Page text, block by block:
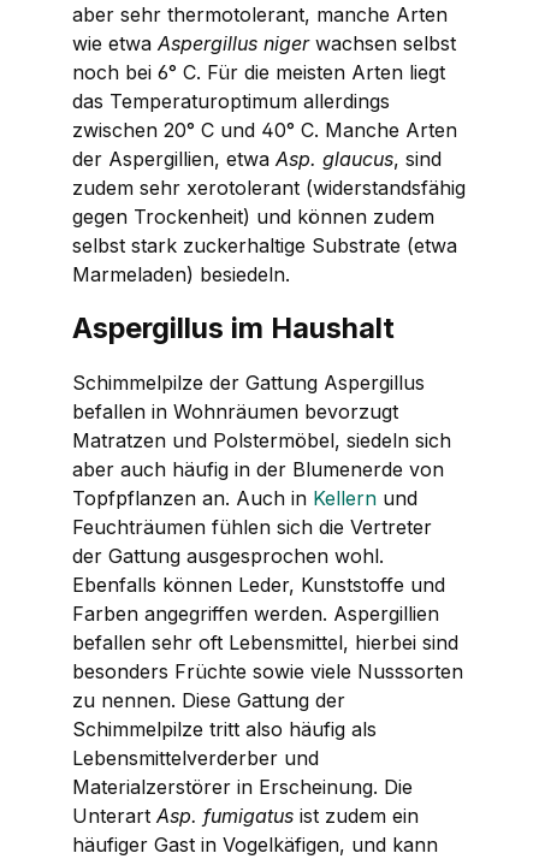
aber sehr thermotolerant, manche Arten
wie etwaAspergillus nigerwachsen selbst
noch bei 6° C. Für die meisten Arten liegt
das Temperaturoptimum allerdings
zwischen 20° C und 40° C. Manche Arten
der Aspergillien, etwaAsp. glaucus, sind
zudem sehr xerotolerant (widerstandsfähig
gegen Trockenheit) und können zudem
selbst stark zuckerhaltige Substrate (etwa
Marmeladen) besiedeln.
Aspergillus im Haushalt
Schimmelpilze der Gattung Aspergillus
befallen in Wohnräumen bevorzugt
Matratzen und Polstermöbel, siedeln sich
aber auch häufig in der Blumenerde von
Topfpflanzen an. Auch in Kellern und
Feuchträumen fühlen sich die Vertreter
der Gattung ausgesprochen wohl.
Ebenfalls können Leder, Kunststoffe und
Farben angegriffen werden. Aspergillien
befallen sehr oft Lebensmittel, hierbei sind
besonders Früchte sowie viele Nusssorten
zu nennen. Diese Gattung der
Schimmelpilze tritt also häufig als
Lebensmittelverderber und
Materialzerstörer in Erscheinung. Die
UnterartAsp. fumigatus ist zudem ein
häufiger Gast in Vogelkäfigen, und kann